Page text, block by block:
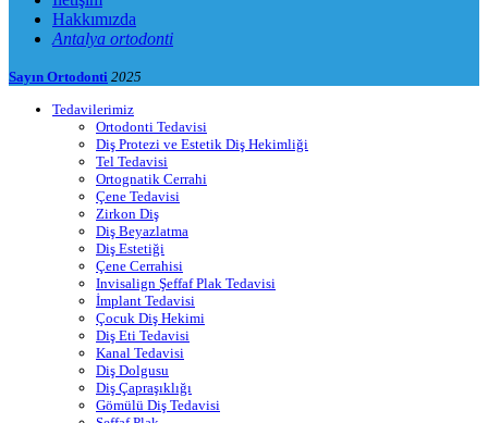
Hakkımızda
Antalya ortodonti
Sayın Ortodonti 2025
Tedavilerimiz
Ortodonti Tedavisi
Diş Protezi ve Estetik Diş Hekimliği
Tel Tedavisi
Ortognatik Cerrahi
Çene Tedavisi
Zirkon Diş
Diş Beyazlatma
Diş Estetiği
Çene Cerrahisi
Invisalign Şeffaf Plak Tedavisi
İmplant Tedavisi
Çocuk Diş Hekimi
Diş Eti Tedavisi
Kanal Tedavisi
Diş Dolgusu
Diş Çapraşıklığı
Gömülü Diş Tedavisi